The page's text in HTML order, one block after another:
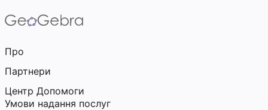
Про
Партнери
Центр Допомоги
Умови надання послуг